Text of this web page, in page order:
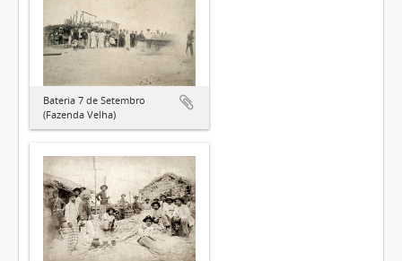
Bateria 7 de Setembro
(Fazenda Velha)